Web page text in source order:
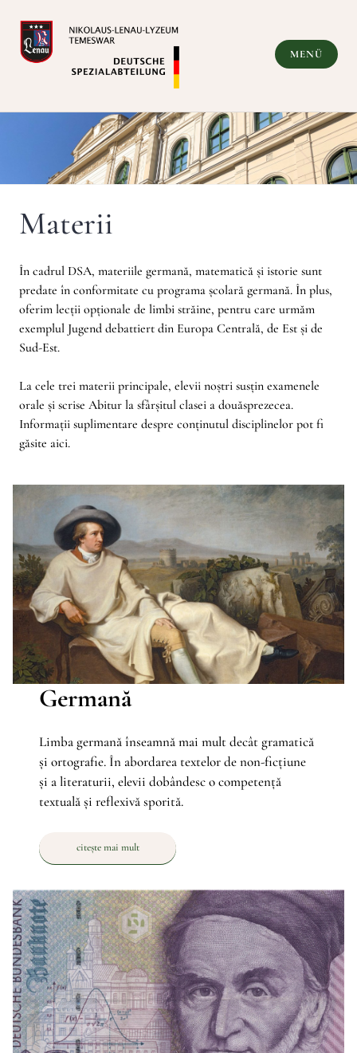
Inhalt
springen
Deutsche Spezialabteilung
MENÜ
Materii
În cadrul DSA, materiile germană, matematică și istorie sunt
predate în conformitate cu programa școlară germană. În plus,
oferim lecții opționale de limbi străine, pentru care urmăm
exemplul Jugend debattiert din Europa Centrală, de Est și de
Sud-Est.
La cele trei materii principale, elevii noștri susțin examenele
orale și scrise Abitur la sfârșitul clasei a douăsprezecea.
Informații suplimentare despre conținutul disciplinelor pot fi
găsite aici.
Germană
Limba germană înseamnă mai mult decât gramatică
și ortografie. În abordarea textelor de non-ficțiune
și a literaturii, elevii dobândesc o competență
textuală și reflexivă sporită.
citește mai mult